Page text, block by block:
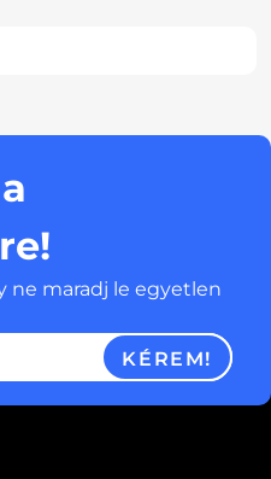
ne maradj le egyetlen
KÉREM!